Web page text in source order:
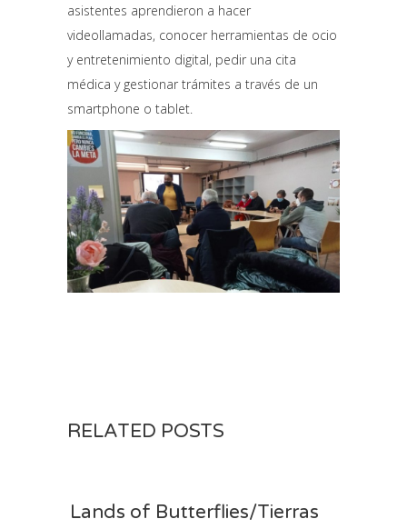
asistentes aprendieron a hacer
videollamadas, conocer herramientas de ocio
y entretenimiento digital, pedir una cita
médica y gestionar trámites a través de un
smartphone o tablet.
RELATED POSTS
Lands of Butterflies/Tierras